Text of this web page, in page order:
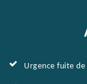
Urgence fuite